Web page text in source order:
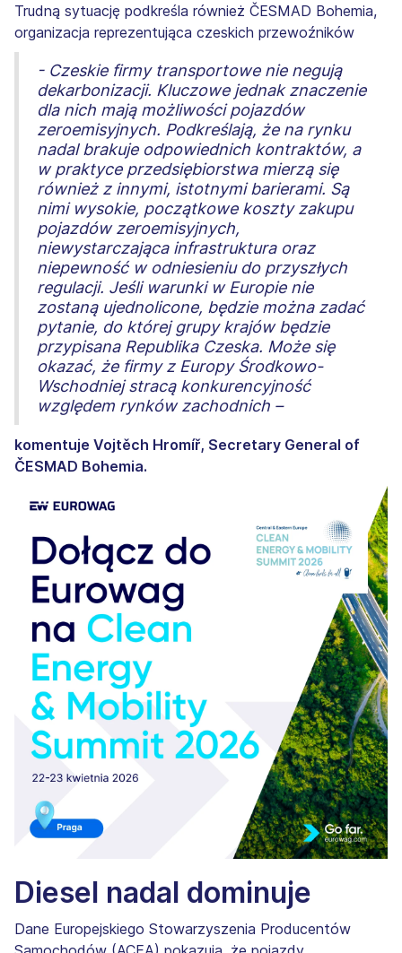
Trudną sytuację podkreśla również ČESMAD Bohemia,
organizacja reprezentująca czeskich przewoźników
- Czeskie firmy transportowe nie negują
dekarbonizacji. Kluczowe jednak znaczenie
dla nich mają możliwości pojazdów
zeroemisyjnych. Podkreślają, że na rynku
nadal brakuje odpowiednich kontraktów, a
w praktyce przedsiębiorstwa mierzą się
również z innymi, istotnymi barierami. Są
nimi wysokie, początkowe koszty zakupu
pojazdów zeroemisyjnych,
niewystarczająca infrastruktura oraz
niepewność w odniesieniu do przyszłych
regulacji. Jeśli warunki w Europie nie
zostaną ujednolicone, będzie można zadać
pytanie, do której grupy krajów będzie
przypisana Republika Czeska. Może się
okazać, że firmy z Europy Środkowo-
Wschodniej stracą konkurencyjność
względem rynków zachodnich –
komentuje Vojtěch Hromíř, Secretary General of
ČESMAD Bohemia.
Diesel nadal dominuje
Dane Europejskiego Stowarzyszenia Producentów